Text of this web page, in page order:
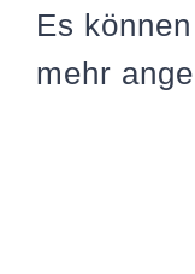
Es
mehr